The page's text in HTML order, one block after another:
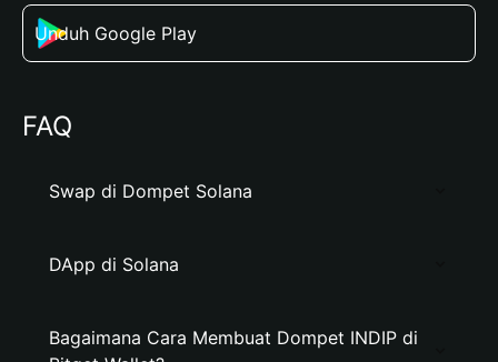
Unduh Google Play
FAQ
Swap di Dompet Solana
DApp di Solana
Bagaimana Cara Membuat Dompet INDIP di